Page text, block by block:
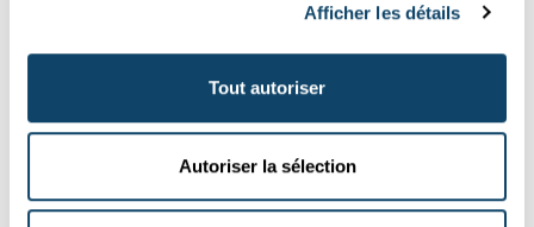
Afficher les détails
Tout autoriser
Autoriser la sélection
COOPÉRATION TRANSATLANTIQUE
Délégation scientifique du Luxembourg en
instituts de recherche du Canada et du Luxembourg